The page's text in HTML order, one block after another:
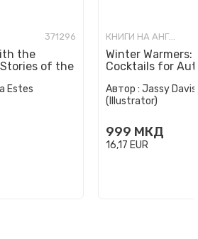
371296
the
of the
Estes
КНИГИ НА АНГЛИСКИ ЈАЗИК
Winter Warmers:
Cocktails for
Автор : Jassy
(Illustrator)
999 МКД
16,17 EUR